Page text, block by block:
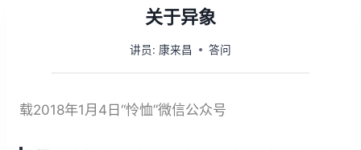
关于异象
讲员: 康来昌 答问
载2018年1月4日“怜恤”微信公众号